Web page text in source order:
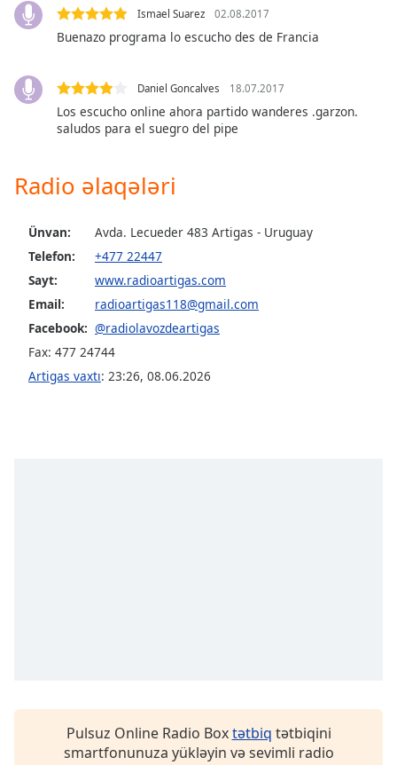
window.
Escape
cancel
and
Text
Opacity
Background
Color
Edge
Ismael Suarez 02.08.2017
Buenazo programa lo escucho des de Francia
Daniel Goncalves 18.07.2017
Los escucho online ahora partido wanderes .garzon.
saludos para el suegro del pipe
Radio əlaqələri
Ünvan:
Avda. Lecueder 483 Artigas - Uruguay
Telefon:
+477 22447
Sayt:
www.radioartigas.com
Email:
radioartigas118@gmail.com
Facebook: @radiolavozdeartigas
Fax: 477 24744
Artigas vaxtı: 23:26, 08.06.2026
Pulsuz Online Radio Boxtətbiq tətbiqini
smartfonunuza yükləyin və sevimli radio